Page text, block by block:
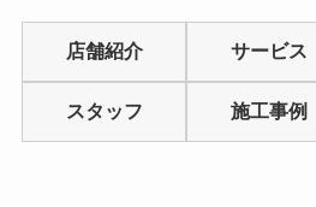
0.0
out
店舗紹介 サービス
スタッフ 施工事例